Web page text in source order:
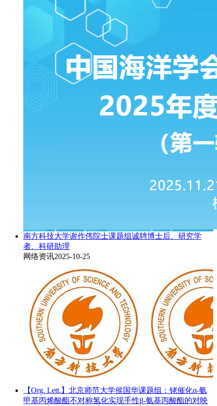
南方科技大学谢作伟院士课题组诚聘博士后、研究学
者、科研助理
网络资讯2025-10-25
【Org. Lett.】北京师范大学侯国华课题组：铑催化α-氨
甲基丙烯酸酯不对称氢化实现手性β-氨基丙酸酯的对映